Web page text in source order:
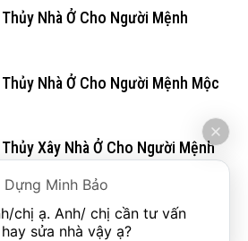
Nhà Ở Cho Người Mệnh
Nhà Ở Cho Người Mệnh Mộc
Xây Nhà Ở Cho Người Mệnh
Nhà Ở Cho Người Mệnh Kim
Dựng Minh Bảo
chị ạ. Anh/ chị cần tư vấn
sửa nhà vậy ạ?